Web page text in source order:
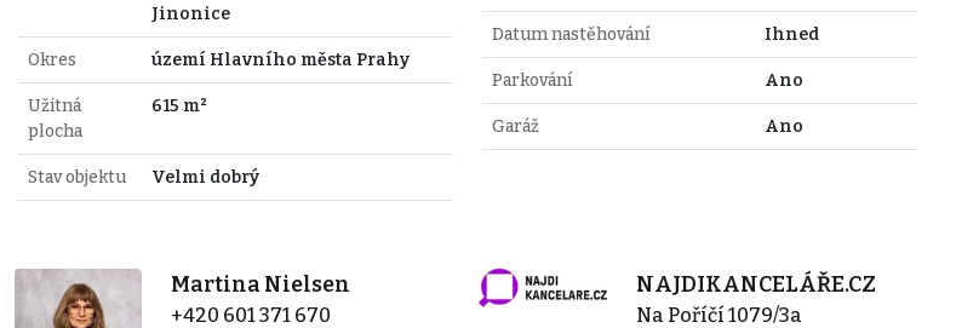
Jinonice
Okres území Hlavního města Prahy
Užitná
plocha
615 m²
Stav objektu Velmi dobrý
Datum nastěhování Ihned
Parkování Ano
Garáž Ano
Martina Nielsen
+420 601 371 670
NAJDIKANCELÁŘE.CZ
Na Poříčí 1079/3a